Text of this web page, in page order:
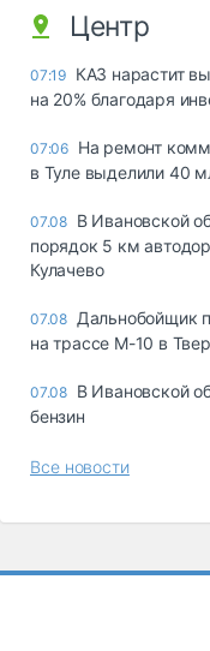
Центр
07:19 КАЗ нарастит
на 20% благодаря
07:06 На ремонт
в Туле выделили 40
07.08 В Ивановской
порядок 5 км
Кулачево
07.08 Дальнобойщик
на трассе М-10 в
07.08 В Ивановской
бензин
Все новости